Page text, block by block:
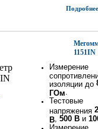
1151IN
Измерение
изоляции до
ГОм.
Тестовые
напряжения
В, 500 В и